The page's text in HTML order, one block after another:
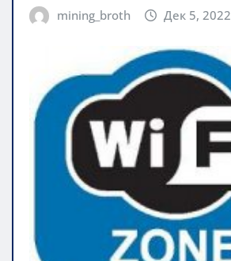
mining_broth Дек 5, 2022